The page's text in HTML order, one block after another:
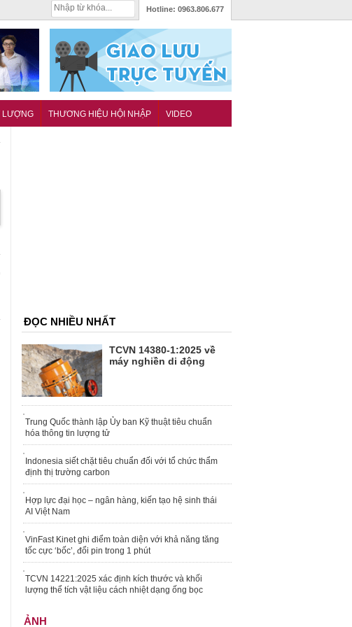
Hotline: 0963.806.677
LƯỢNG THƯƠNG HIỆU HỘI NHẬP VIDEO
ĐỌC NHIỀU NHẤT
TCVN 14380-1:2025 về
máy nghiền di động
Trung Quốc thành lập Ủy ban Kỹ thuật tiêu chuẩn
hóa thông tin lượng tử
Indonesia siết chặt tiêu chuẩn đối với tổ chức thẩm
định thị trường carbon
Hợp lực đại học – ngân hàng, kiến tạo hệ sinh thái
AI Việt Nam
VinFast Kinet ghi điểm toàn diện với khả năng tăng
tốc cực ‘bốc’, đổi pin trong 1 phút
TCVN 14221:2025 xác định kích thước và khối
lượng thể tích vật liệu cách nhiệt dạng ống bọc
ẢNH